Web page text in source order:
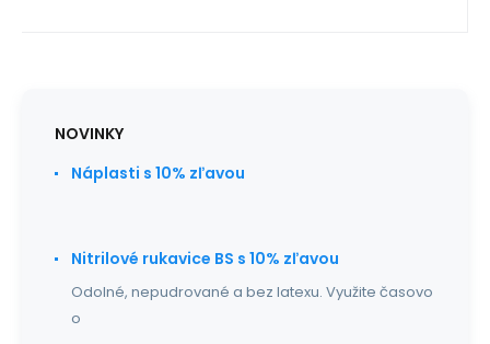
NOVINKY
Náplasti s 10% zľavou
Nitrilové rukavice BS s 10% zľavou
Odolné, nepudrované a bez latexu. Využite časovo
o